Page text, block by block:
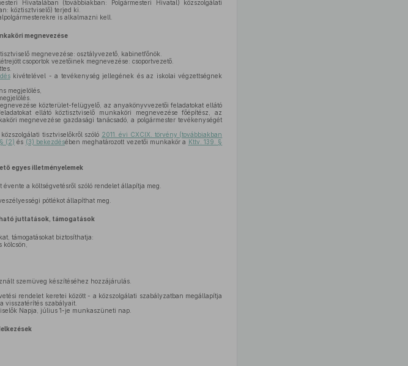
Hivatalában (továbbiakban: Polgármesteri Hivatal) közszolgálati
köztisztviselő) terjed ki.
is alkalmazni kell.
megnevezése
megnevezése: osztályvezető, kabinetfőnök.
csoportok vezetőinek megnevezése: csoportvezető.
kivételével - a tevékenység jellegének és az iskolai végzettségnek
megjelölés,
közterület-felügyelő, az anyakönyvvezetői feladatokat ellátó
ellátó köztisztviselő munkaköri megnevezése főépítész, az
megnevezése gazdasági tanácsadó, a polgármester tevékenységét
tisztviselőkről szóló 2011. évi CXCIX. törvény (továbbiakban
(2) és (3) bekezdésében meghatározott vezetői munkakör a Kttv. 139. §
egyes illetményelemek
a költségvetésről szóló rendelet állapítja meg.
pótlékot állapíthat meg.
juttatások, támogatások
támogatásokat biztosíthatja:
szemüveg készítéséhez hozzájárulás.
rendelet keretei között - a közszolgálati szabályzatban megállapítja
visszatérítés szabályait.
Napja, július 1-je munkaszüneti nap.